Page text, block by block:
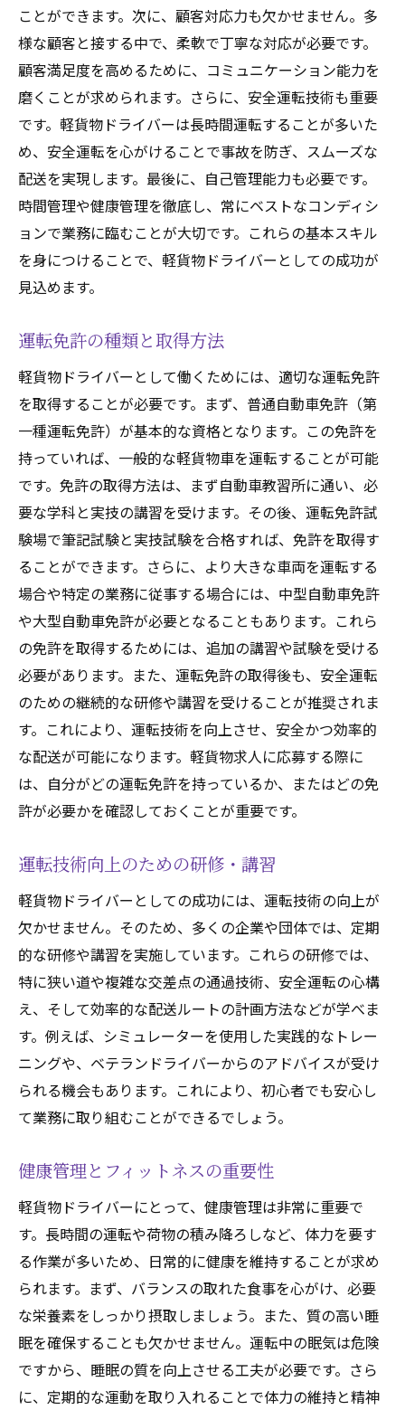
ことができます。次に、顧客対応力も欠かせません。多
様な顧客と接する中で、柔軟で丁寧な対応が必要です。
顧客満足度を高めるために、コミュニケーション能力を
磨くことが求められます。さらに、安全運転技術も重要
です。軽貨物ドライバーは長時間運転することが多いた
め、安全運転を心がけることで事故を防ぎ、スムーズな
配送を実現します。最後に、自己管理能力も必要です。
時間管理や健康管理を徹底し、常にベストなコンディシ
ョンで業務に臨むことが大切です。これらの基本スキル
を身につけることで、軽貨物ドライバーとしての成功が
見込めます。
運転免許の種類と取得方法
軽貨物ドライバーとして働くためには、適切な運転免許
を取得することが必要です。まず、普通自動車免許（第
一種運転免許）が基本的な資格となります。この免許を
持っていれば、一般的な軽貨物車を運転することが可能
です。免許の取得方法は、まず自動車教習所に通い、必
要な学科と実技の講習を受けます。その後、運転免許試
験場で筆記試験と実技試験を合格すれば、免許を取得す
ることができます。さらに、より大きな車両を運転する
場合や特定の業務に従事する場合には、中型自動車免許
や大型自動車免許が必要となることもあります。これら
の免許を取得するためには、追加の講習や試験を受ける
必要があります。また、運転免許の取得後も、安全運転
のための継続的な研修や講習を受けることが推奨されま
す。これにより、運転技術を向上させ、安全かつ効率的
な配送が可能になります。軽貨物求人に応募する際に
は、自分がどの運転免許を持っているか、またはどの免
許が必要かを確認しておくことが重要です。
運転技術向上のための研修・講習
軽貨物ドライバーとしての成功には、運転技術の向上が
欠かせません。そのため、多くの企業や団体では、定期
的な研修や講習を実施しています。これらの研修では、
特に狭い道や複雑な交差点の通過技術、安全運転の心構
え、そして効率的な配送ルートの計画方法などが学べま
す。例えば、シミュレーターを使用した実践的なトレー
ニングや、ベテランドライバーからのアドバイスが受け
られる機会もあります。これにより、初心者でも安心し
て業務に取り組むことができるでしょう。
健康管理とフィットネスの重要性
軽貨物ドライバーにとって、健康管理は非常に重要で
す。長時間の運転や荷物の積み降ろしなど、体力を要す
る作業が多いため、日常的に健康を維持することが求め
られます。まず、バランスの取れた食事を心がけ、必要
な栄養素をしっかり摂取しましょう。また、質の高い睡
眠を確保することも欠かせません。運転中の眠気は危険
ですから、睡眠の質を向上させる工夫が必要です。さら
に、定期的な運動を取り入れることで体力の維持と精神